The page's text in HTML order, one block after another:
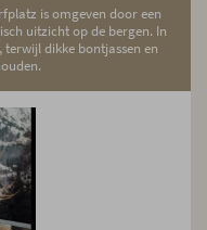
is omgeven door een
uitzicht op de bergen. In
dikke bontjassen en